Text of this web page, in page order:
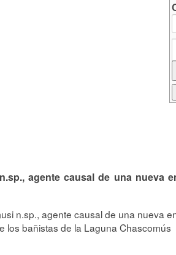
agente causal de una nueva
n.sp., agente causal de una nueva
los bañistas de la Laguna Chascomús